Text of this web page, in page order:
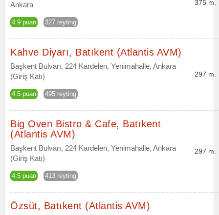
Ankara
4.9 puan 327 reyting
375 m.
Kahve Diyarı, Batıkent (Atlantis AVM)
Başkent Bulvarı, 224 Kardelen, Yenimahalle, Ankara
(Giriş Katı)
4.5 puan 495 reyting
297 m.
Big Oven Bistro & Cafe, Batıkent
(Atlantis AVM)
Başkent Bulvarı, 224 Kardelen, Yenimahalle, Ankara
(Giriş Katı)
4.5 puan 413 reyting
297 m.
Özsüt, Batıkent (Atlantis AVM)